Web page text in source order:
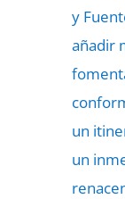
y
añadir
un
un